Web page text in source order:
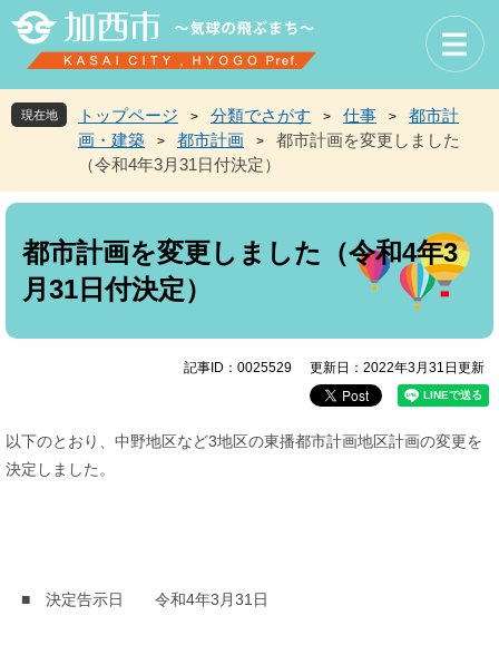
先
頭
を
飛
現在地 トップページ > 分類でさがす > 仕事 >
都市計
画・建築
> 都市計画 >
都市計画を変更しました
（令和4年3月31日付決定）
本
都市計画を変更しました（令和4年3
月31日付決定）
記事ID：0025529 更新日：2022年3月31日更新
以下のとおり、中野地区など3地区の東播都市計画地区計画の変更を
決定しました。
■ 決定告示日 令和4年3月31日